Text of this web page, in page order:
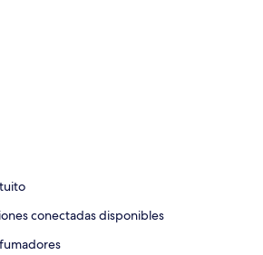
conectadas disponibles